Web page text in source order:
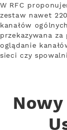
W RFC
zestaw nawet
kanałów
przekazywana
oglądanie
sieci czy